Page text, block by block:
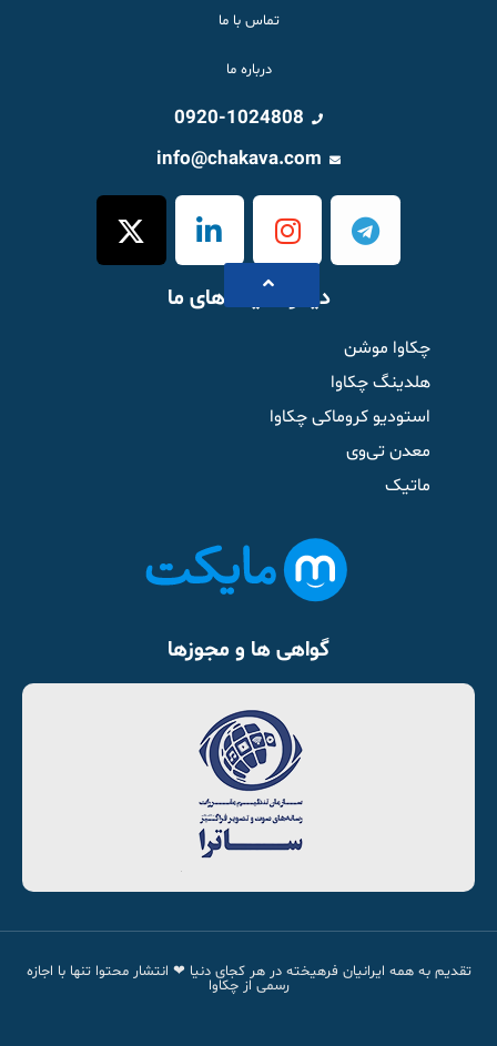
تماس با ما
درباره ما
0920-1024808
info@chakava.com
دیگر سایت های ما
چکاوا موشن
هلدینگ چکاوا
استودیو کروماکی چکاوا
معدن تی‌وی
ماتیک
گواهی ها و مجوزها
تقدیم به همه ایرانیان فرهیخته در هر کجای دنیا ❤ انتشار محتوا تنها با اجازه
رسمی از چکاوا